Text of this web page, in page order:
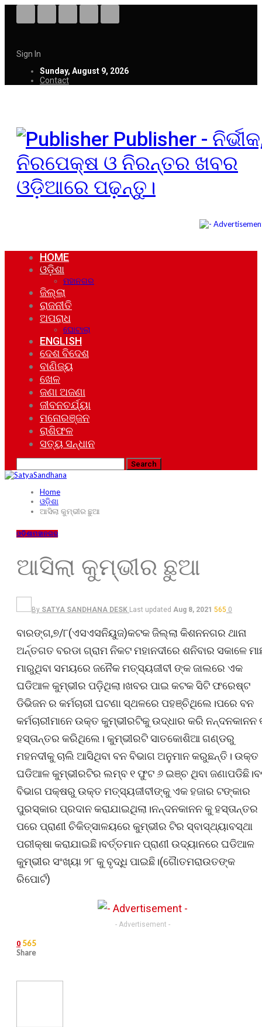
Sign In
Sunday, August 9, 2026
Contact
Publisher -
ନିରପେକ୍ଷ ଓ ନିରନ୍ତର ଖବର
ଓଡ଼ିଆରେ ପଢ଼ନ୍ତୁ।
HOME
ଓଡ଼ିଶା
ମହାନଗର
ଜିଲ୍ଲା
ରାଜନୀତି
ଅପରାଧ
ଘୋଟାଲା
ENGLISH
ଦେଶ ବିଦେଶ
ବାଣିଜ୍ୟ
ଖେଳ
ଜଣା ଅଜଣା
ଜୀବନଚର୍ଯ୍ୟା
ମନୋରଞ୍ଜନ
ରାଶିଫଳ
ସତ୍ୟ ସନ୍ଧାନ
Home
ଓଡ଼ିଶା
ଆସିଲା କୁମ୍ଭୀର ଛୁଆ
ଓଡ଼ିଶାମହାନଗର
ଆସିଲା କୁମ୍ଭୀର ଛୁଆ
By SATYA SANDHANA DESK Last updated Aug 8, 2021 565 0
ବାରଙ୍ଗ,୭/୮(ଏସଏସନିୟୁଜ)କଟକ ଜିଲ୍ଲା କିଶନନଗର ଥାନା
ଅର୍ନ୍ତଗତ ବରଡା ଗ୍ରାମ ନିକଟ ମହାନଦୀରେ ଶନିବାର ସକାଳେ
ମାରୁଥିବା ସମୟରେ ଜନୈକ ମତ୍ସ୍ୟଜୀବୀ ଙ୍କ ଜାଲରେ ଏକ
ଘଡିଆଳ କୁମ୍ଭୀର ପଡ଼ିଥିଲା।ଖବର ପାଇ କଟକ ସିଟି ଫରେଷ୍ଟ
ଡିଭିଜନ ର କର୍ମଚାରୀ ଘଟଣା ସ୍ଥଳରେ ପହଞ୍ଚିଥିଲେ।ପରେ ବନ
କର୍ମଚାରୀମାନେ ଉକ୍ତ କୁମ୍ଭୀରଟିକୁ ଉଦ୍ଧାର କରି ନନ୍ଦନକାନନ
ହସ୍ତାନ୍ତର କରିଥିଲେ। କୁମ୍ଭୀରଟି ସାତକୋଶିଆ ଗଣ୍ଡରୁ
ମହନଦୀକୁ ଚାଲି ଆସିଥିବା ବନ ବିଭାଗ ଅନୁମାନ କରୁଛନ୍ତି। ଉକ୍ତ
ଘଡିଆଳ କୁମ୍ଭୀରଟିର ଲମ୍ବ ୧ ଫୁଟ ୬ ଇଞ୍ଚ ଥିବା
ବିଭାଗ ପକ୍ଷରୁ ଉକ୍ତ ମତ୍ସ୍ୟଜୀବୀଙ୍କୁ ଏକ ହଜାର ଟଙ୍କାର
ପୁରସ୍କାର ପ୍ରଦାନ କରାଯାଇଥିଲା।ନନ୍ଦନକାନନ କୁ ହସ୍ତାନ୍ତର
ପରେ ପ୍ରାଣୀ ଚିକିତ୍ସାଳୟରେ କୁମ୍ଭୀର ଟିର ସ୍ବାସ୍ଥ୍ୟାବସ୍ଥା
ପରୀକ୍ଷା କରାଯାଇଛି।ବର୍ତ୍ତମାନ ପ୍ରାଣୀ ଉଦ୍ୟାନରେ ଘଡିଆଳ
କୁମ୍ଭୀର ସଂଖ୍ୟା ୨୮ କୁ ବୃଦ୍ଧି ପାଇଛି।(ଗୈାତମରାଉତଙ୍କ
ରିପୋର୍ଟ)
- Advertisement -
0 565
Share